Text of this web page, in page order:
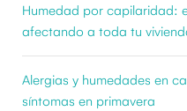
Humedad por capilaridad:
afectando a toda tu
Alergias y humedades en
síntomas en primavera